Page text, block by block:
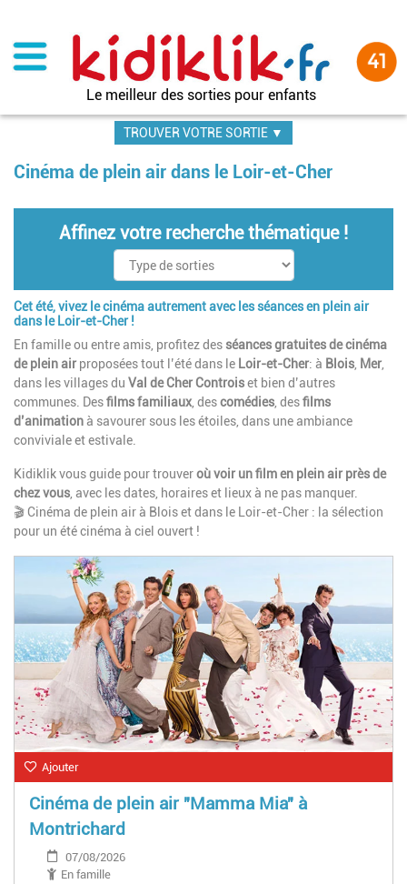
contenu
principal
Le meilleur des sorties pour enfants
TROUVER VOTRE SORTIE ▼
Cinéma de plein air dans le Loir-et-Cher
Affinez votre recherche thématique !
Cet été, vivez le cinéma autrement avec les séances en plein air
dans le Loir-et-Cher !
En famille ou entre amis, profitez desséances gratuites de cinéma
de plein air proposées tout l’été dans le Loir-et-Cher: à Blois, Mer,
dans les villages du Val de Cher Controiset bien d’autres
communes. Desfilms familiaux, descomédies, desfilms
d’animationà savourer sous les étoiles, dans une ambiance
conviviale et estivale.
Kidiklik vous guide pour trouveroù voir un film en plein air près de
chez vous, avec les dates, horaires et lieux à ne pas manquer.
🎬 Cinéma de plein air à Blois et dans le Loir-et-Cher : la sélection
pour un été cinéma à ciel ouvert !
Ajouter
Cinéma de plein air "Mamma Mia" à
Montrichard
07/08/2026
En famille